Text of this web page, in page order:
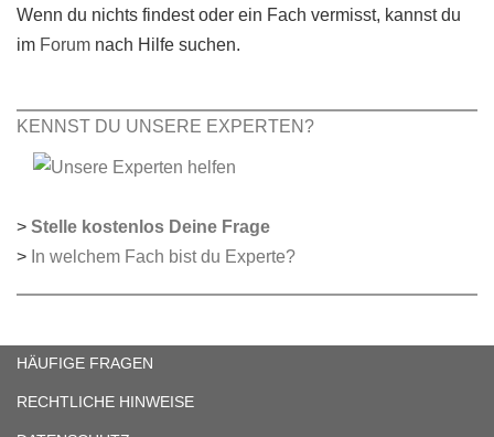
Wenn du nichts findest oder ein Fach vermisst, kannst du
im Forum nach Hilfe suchen.
KENNST DU UNSERE EXPERTEN?
> Stelle kostenlos Deine Frage
> In welchem Fach bist du Experte?
HÄUFIGE FRAGEN
RECHTLICHE HINWEISE